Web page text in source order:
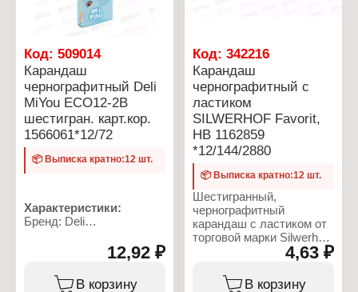
Серия: "Favorit"
Тип товара: Карандаш
Вариация:
чернографитный
Материал: пластик
Цвет корпуса: Зеленый
Диаметр грифеля: 2,2 мм
Твердость грифеля: HB
Код: 509014
Карандаш
чернографитный Deli
MiYou ECO12-2B
шестигран. карт.кор.
1566061*12/72
📦 Выписка кратно:12 шт.
Характеристики:
Бренд: Deli
Тип товара: Карандаш
чернографитный
12,92 ₽
В корзину
Код:342216
Карандаш
чернографитный с
ластиком
SILWERHOF Favorit,
НB 1162859
*12/144/2880
📦 Выписка кратно:12 шт.
Шестигранный,
чернографитный
карандаш с ластиком от
торговой марки Silwerhof
"Favorit". Что бы вы не
наброски, пометки -
4,63 ₽
В корзину